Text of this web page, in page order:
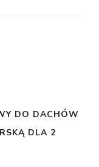
DO DACHÓW
DLA 2